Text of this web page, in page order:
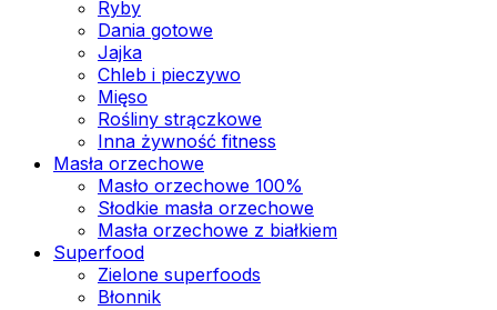
Ryby
Dania gotowe
Jajka
Chleb i pieczywo
Mięso
Rośliny strączkowe
Inna żywność fitness
Masła orzechowe
Masło orzechowe 100%
Słodkie masła orzechowe
Masła orzechowe z białkiem
Superfood
Zielone superfoods
Błonnik